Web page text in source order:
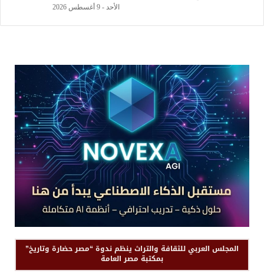
الأحد - 9 أغسطس 2026
المجلس العربي للثقافة والتراث ينظم ندوة “مصر حضارة وتاريخ”
بمكتبة مصر العامة